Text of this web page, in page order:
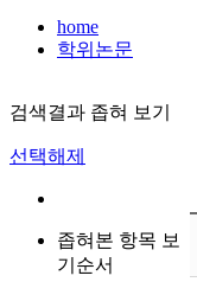
home
학위논문
검색결과 좁혀 보기
선택해제
좁혀본 항목 보
기순서